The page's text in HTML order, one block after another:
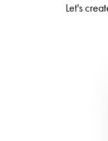
Let's